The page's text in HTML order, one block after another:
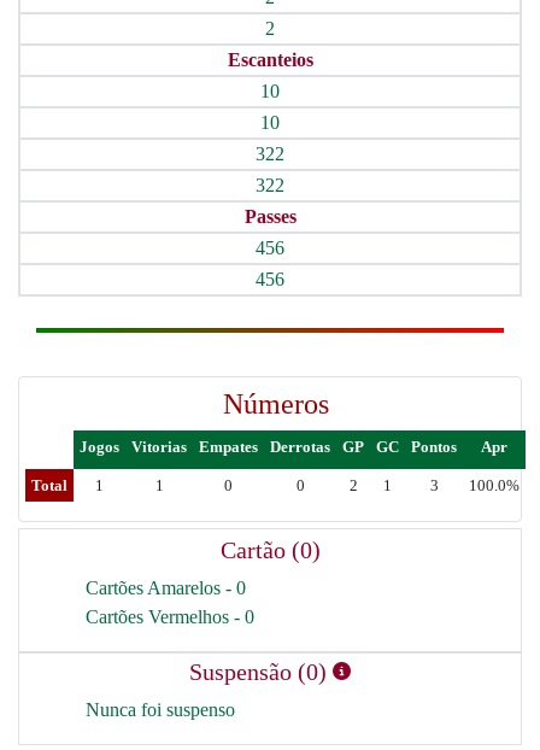
2
Escanteios
10
10
322
322
Passes
456
456
Números
Jogos Vitorias Empates Derrotas GP GC Pontos Apr
Total 1 1 0 0 2 1 3 100.0%
Cartão (0)
Cartões Amarelos - 0
Cartões Vermelhos - 0
Suspensão (0)
Nunca foi suspenso